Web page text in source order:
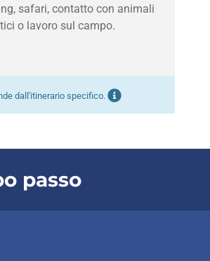
safari, contatto con animali
o lavoro sul campo.
dall'itinerario specifico.
passo